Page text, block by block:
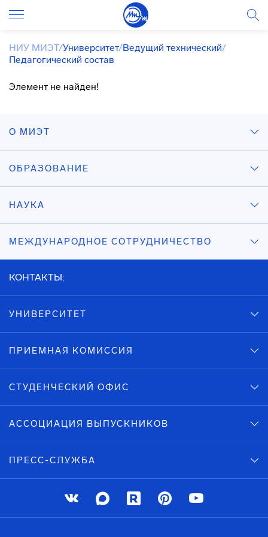
НИУ МИЭТ/Университет/Ведущий технический/
Педагогический состав
Элемент не найден!
О МИЭТ
ОБРАЗОВАНИЕ
НАУКА
МЕЖДУНАРОДНОЕ СОТРУДНИЧЕСТВО
КОНТАКТЫ:
УНИВЕРСИТЕТ
ПРИЕМНАЯ КОМИССИЯ
СТУДЕНЧЕСКИЙ ОФИС
АССОЦИАЦИЯ ВЫПУСКНИКОВ
ПРЕСС-СЛУЖБА